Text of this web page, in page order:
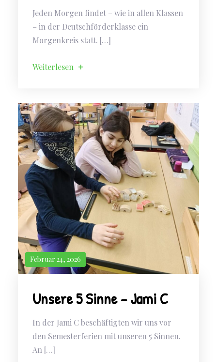
Jeden Morgen findet – wie in allen Klassen
– in der Deutschförderklasse ein
Morgenkreis statt. […]
Weiterlesen
Februar 24, 2026
Unsere 5 Sinne – Jami C
In der Jami C beschäftigten wir uns vor
den Semesterferien mit unseren 5 Sinnen.
An […]